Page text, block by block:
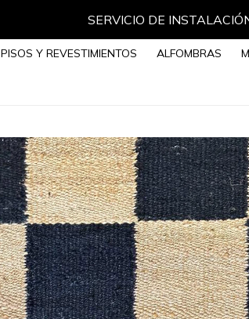
SERVICIO DE
PISOS Y REVESTIMIENTOS ALFOMBRAS